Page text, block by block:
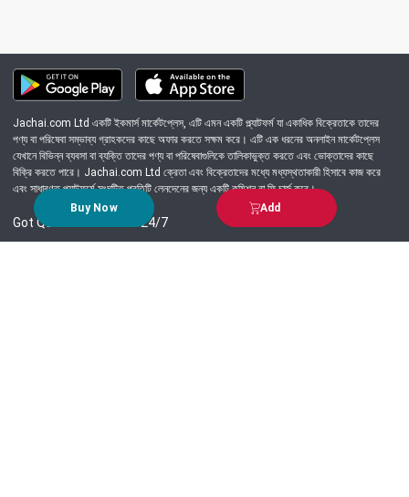
Buy Now Add
Jachai.com Ltd একটি ইকমার্স মার্কেটপ্লেস, এটি এমন একটি প্ল্যাটফর্ম যা একাধিক বিক্রেতাকে তাদের
পণ্য বা পরিষেবা সম্ভাব্য গ্রাহকদের কাছে অফার করতে সক্ষম করে। এটি এক ধরনের অনলাইন মার্কেটপ্লেস
যেখানে বিভিন্ন ব্যবসা বা ব্যক্তি তাদের পণ্য বা পরিষেবাগুলিকে তালিকাভুক্ত করতে এবং ভোক্তাদের কাছে
বিক্রি করতে পারে। Jachai.com Ltd ক্রেতা এবং বিক্রেতাদের মধ্যে মধ্যস্থতাকারী হিসাবে কাজ করে
এবং সাধারণত প্ল্যাটফর্মে সংঘটিত প্রতিটি লেনদেনের জন্য একটি কমিশন বা ফি চার্জ করে।
Got Question? Call us 24/7